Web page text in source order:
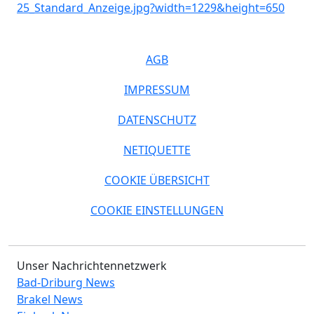
AGB
IMPRESSUM
DATENSCHUTZ
NETIQUETTE
COOKIE ÜBERSICHT
COOKIE EINSTELLUNGEN
Unser Nachrichtennetzwerk
Bad-Driburg News
Brakel News